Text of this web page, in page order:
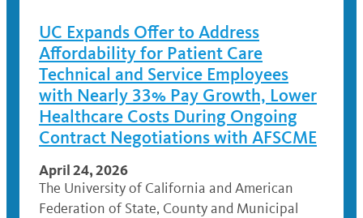
UC Expands Offer to Address
Affordability for Patient Care
Technical and Service Employees
with Nearly 33% Pay Growth, Lower
Healthcare Costs During Ongoing
Contract Negotiations with AFSCME
April 24, 2026
The University of California and American
Federation of State, County and Municipal